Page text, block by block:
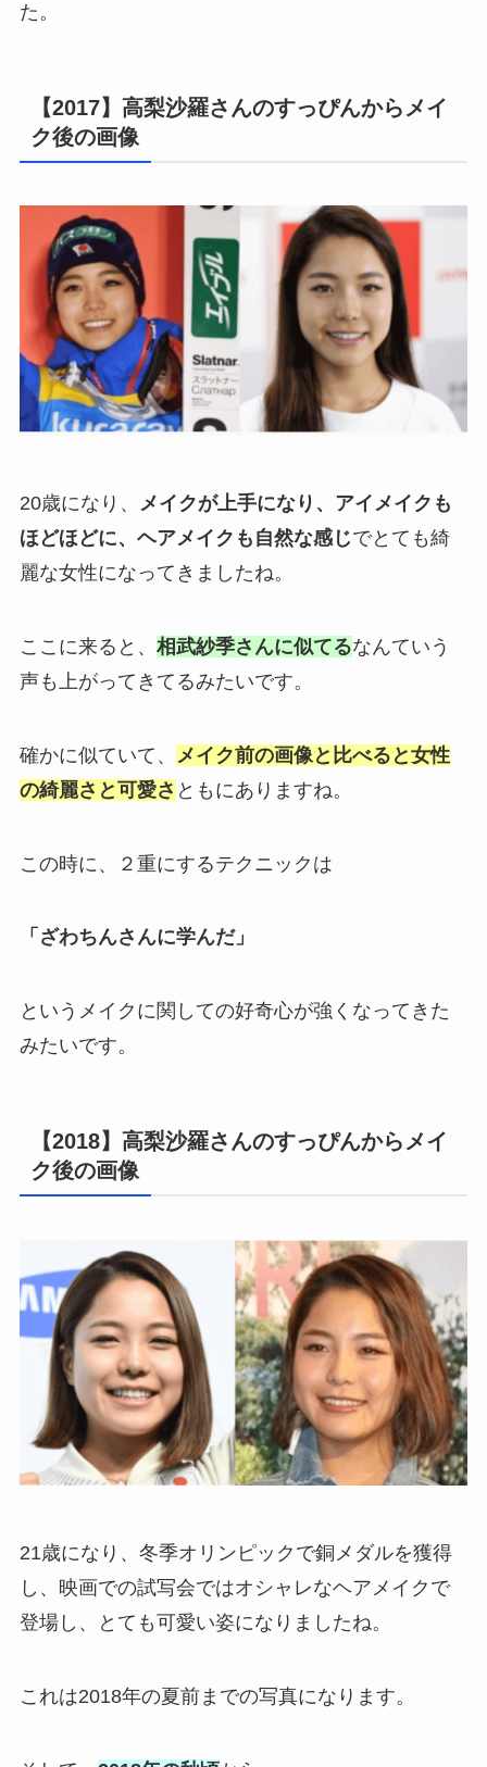
た。
【2017】高梨沙羅さんのすっぴんからメイ
ク後の画像
20歳になり、 メイクが上手になり、アイメイクも
ほどほどに、ヘアメイクも自然な感じでとても綺
麗な女性になってきましたね。
ここに来ると、 相武紗季さんに似てるなんていう
声も上がってきてるみたいです。
確かに似ていて、
メイク前の画像と比べると女性
の綺麗さと可愛さ ともにありますね。
この時に、２重にするテクニックは
「ざわちんさんに学んだ」
というメイクに関しての好奇心が強くなってきた
みたいです。
【2018】高梨沙羅さんのすっぴんからメイ
ク後の画像
21歳になり、冬季オリンピックで銅メダルを獲得
し、映画での試写会ではオシャレなヘアメイクで
登場し、とても可愛い姿になりましたね。
これは2018年の夏前までの写真になります。